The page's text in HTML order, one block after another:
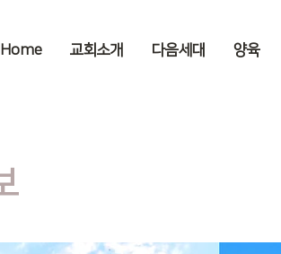
Home 교회소개 다음세대 양육